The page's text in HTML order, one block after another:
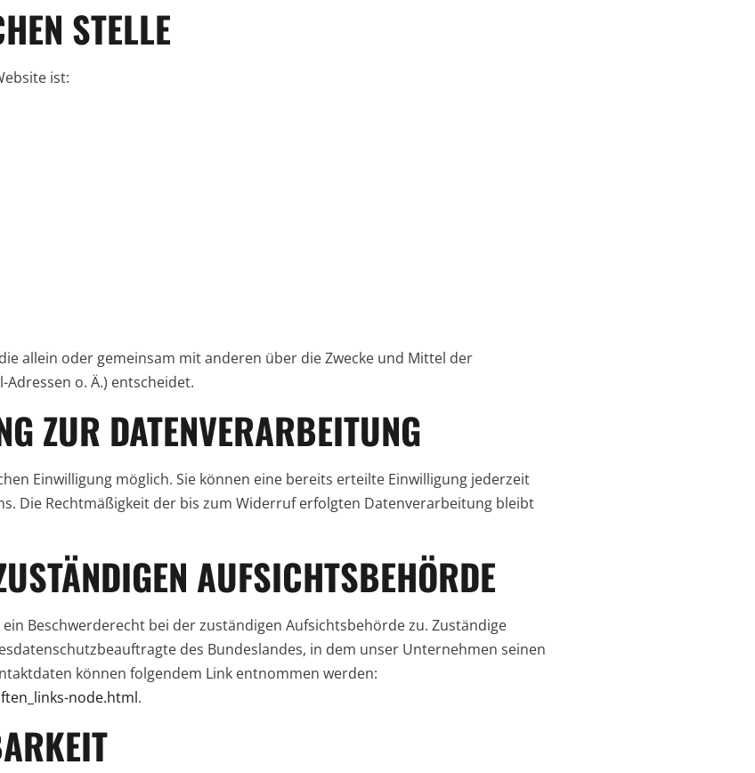
STELLE
ist:
allein oder gemeinsam mit anderen über die Zwecke und Mittel der
o. Ä.) entscheidet.
ZUR DATENVERARBEITUNG
Einwilligung möglich. Sie können eine bereits erteilte Einwilligung jederzeit
Die Rechtmäßigkeit der bis zum Widerruf erfolgten Datenverarbeitung bleibt
AUFSICHTSBEHÖRDE
Beschwerderecht bei der zuständigen Aufsichtsbehörde zu. Zuständige
des Bundeslandes, in dem unser Unternehmen seinen
können folgendem Link entnommen werden:
node.html.